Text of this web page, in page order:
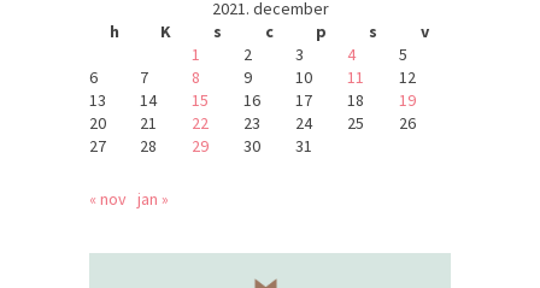
2021. december
h
K s c p s
v
1
2 3 4
5
6
7 8 9 10 11
12
13
14 15 16 17 18
19
20
21 22 23 24 25
26
27
28 29 30 31
« nov jan »